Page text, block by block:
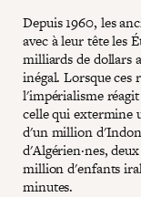
Depuis 1960, les
avec à leur tête les
milliards de dollars
inégal. Lorsque ces
l'impérialisme
celle qui extermine
d'un million
d'Algérien·nes,
million d'enfants
minutes.